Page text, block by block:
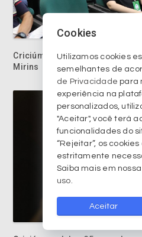
Criciúma recebe Conferência
Mirins
Cookies
Utilizamos cookies
semelhantes de
de Privacidade para
experiência na
personalizados,
"Aceitar", você terá
funcionalidades do
“Rejeitar”, os
estritamente
Saiba mais em
uso.
Aceitar